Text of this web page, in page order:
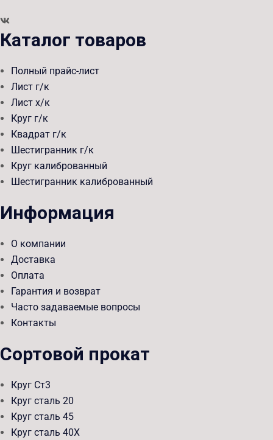
Каталог товаров
Полный прайс-лист
Лист г/к
Лист х/к
Круг г/к
Квадрат г/к
Шестигранник г/к
Круг калиброванный
Шестигранник калиброванный
Информация
О компании
Доставка
Оплата
Гарантия и возврат
Часто задаваемые вопросы
Контакты
Сортовой прокат
Круг Ст3
Круг сталь 20
Круг сталь 45
Круг сталь 40Х